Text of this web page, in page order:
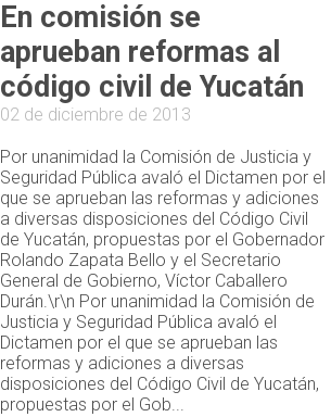
En comisión se
aprueban reformas al
código civil de Yucatán
02 de diciembre de 2013
Por unanimidad la Comisión de Justicia y
Seguridad Pública avaló el Dictamen por el
que se aprueban las reformas y adiciones
a diversas disposiciones del Código Civil
de Yucatán, propuestas por el Gobernador
Rolando Zapata Bello y el Secretario
General de Gobierno, Víctor Caballero
Durán.\r\n Por unanimidad la Comisión de
Justicia y Seguridad Pública avaló el
Dictamen por el que se aprueban las
reformas y adiciones a diversas
disposiciones del Código Civil de Yucatán,
propuestas por el Gob...